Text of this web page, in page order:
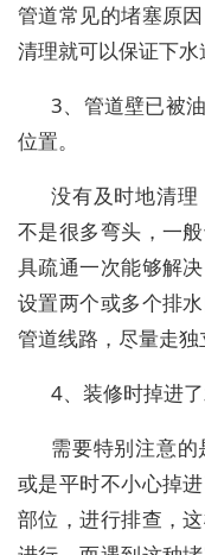
管道常见的堵塞原
清理就可以保证下水
3、管道壁已被
位置。
没有及时地清
不是很多弯头，一
具疏通一次能够解
设置两个或多个排
管道线路，尽量走独
4、装修时掉进了
需要特别注意的
或是平时不小心掉
部位，进行排查，